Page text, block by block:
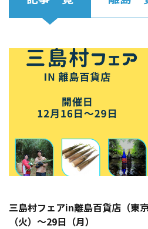
三島村フェアin離島百貨店（東
（火）〜29日（月）